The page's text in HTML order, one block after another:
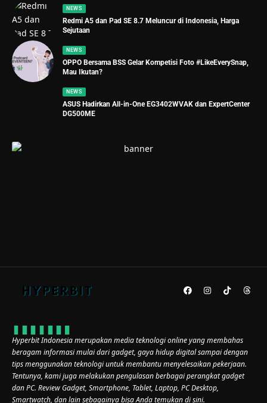
NEWS
Redmi A5 dan Pad SE 8.7 Meluncur di Indonesia, Harga
Sejutaan
NEWS
OPPO Bersama BSS Gelar Kompetisi Foto #LikeEverySnap,
Mau Ikutan?
NEWS
ASUS Hadirkan All-in-One EG3402WVAK dan ExpertCenter
DG500ME
Hyperbit Indonesia merupakan media teknologi online yang membahas
beragam informasi mulai dari gadget, gaya hidup digital sampai dengan
tips menggunakan teknologi untuk membantu menyelesaikan pekerjaan.
Tentunya, kami juga melakukan pengulasan berbagai perangkat gadget
dan PC. Review Gadget, Smartphone, Tablet, Laptop, PC Desktop,
Smartwatch, dan lain sebagainya bisa Anda temukan di sini.